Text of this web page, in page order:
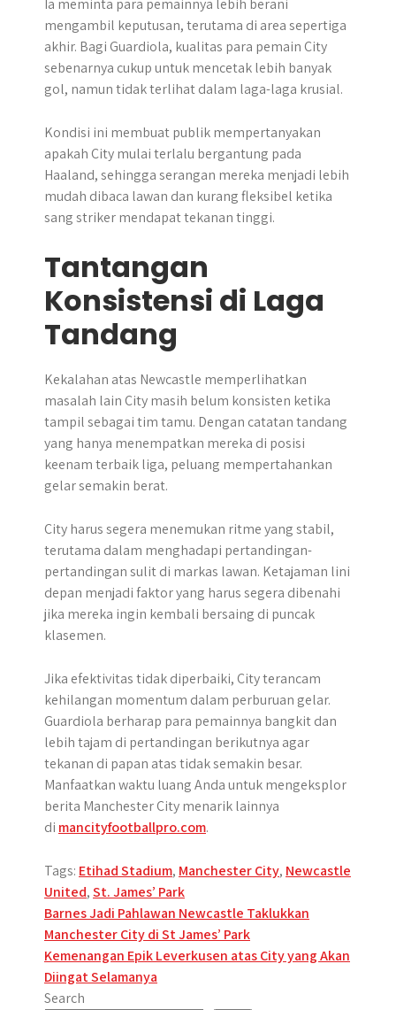
Ia meminta para pemainnya lebih berani
mengambil keputusan, terutama di area sepertiga
akhir. Bagi Guardiola, kualitas para pemain City
sebenarnya cukup untuk mencetak lebih banyak
gol, namun tidak terlihat dalam laga-laga krusial.
Kondisi ini membuat publik mempertanyakan
apakah City mulai terlalu bergantung pada
Haaland, sehingga serangan mereka menjadi lebih
mudah dibaca lawan dan kurang fleksibel ketika
sang striker mendapat tekanan tinggi.
Tantangan
Konsistensi di Laga
Tandang
Kekalahan atas Newcastle memperlihatkan
masalah lain City masih belum konsisten ketika
tampil sebagai tim tamu. Dengan catatan tandang
yang hanya menempatkan mereka di posisi
keenam terbaik liga, peluang mempertahankan
gelar semakin berat.
City harus segera menemukan ritme yang stabil,
terutama dalam menghadapi pertandingan-
pertandingan sulit di markas lawan. Ketajaman lini
depan menjadi faktor yang harus segera dibenahi
jika mereka ingin kembali bersaing di puncak
klasemen.
Jika efektivitas tidak diperbaiki, City terancam
kehilangan momentum dalam perburuan gelar.
Guardiola berharap para pemainnya bangkit dan
lebih tajam di pertandingan berikutnya agar
tekanan di papan atas tidak semakin besar.
Manfaatkan waktu luang Anda untuk mengeksplor
berita Manchester City menarik lainnya
di mancityfootballpro.com.
Tags: Etihad Stadium, Manchester City, Newcastle
United,St. James’ Park
Post
navigation
Barnes Jadi Pahlawan Newcastle Taklukkan
Manchester City di St James’ Park
Kemenangan Epik Leverkusen atas City yang Akan
Diingat Selamanya
Search